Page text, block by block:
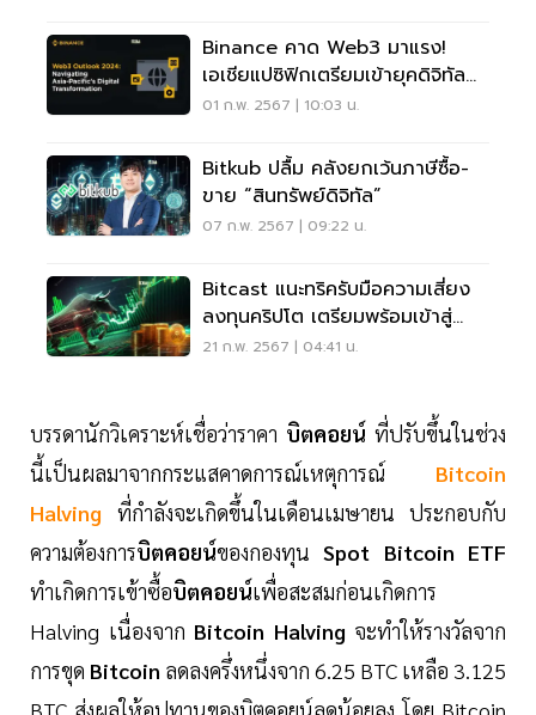
Binance คาด Web3 มาแรง!
เอเชียแปซิฟิกเตรียมเข้ายุคดิจิทัล
เต็มตัว
01 ก.พ. 2567 | 10:03 น.
Bitkub ปลื้ม คลังยกเว้นภาษีซื้อ-
ขาย “สินทรัพย์ดิจิทัล”
07 ก.พ. 2567 | 09:22 น.
Bitcast แนะทริครับมือความเสี่ยง
ลงทุนคริปโต เตรียมพร้อมเข้าสู่
ตลาดกระทิง
21 ก.พ. 2567 | 04:41 น.
บรรดานักวิเคราะห์เชื่อว่าราคา บิตคอยน์ ที่ปรับขึ้นในช่วง
นี้เป็นผลมาจากกระแสคาดการณ์เหตุการณ์ Bitcoin
Halving ที่กำลังจะเกิดขึ้นในเดือนเมษายน ประกอบกับ
ความต้องการบิตคอยน์ของกองทุนSpot Bitcoin ETF
ทำเกิดการเข้าซื้อบิตคอยน์เพื่อสะสมก่อนเกิดการ
Halving เนื่องจาก Bitcoin Halving จะทำให้รางวัลจาก
การขุด Bitcoin ลดลงครึ่งหนึ่งจาก 6.25 BTC เหลือ 3.125